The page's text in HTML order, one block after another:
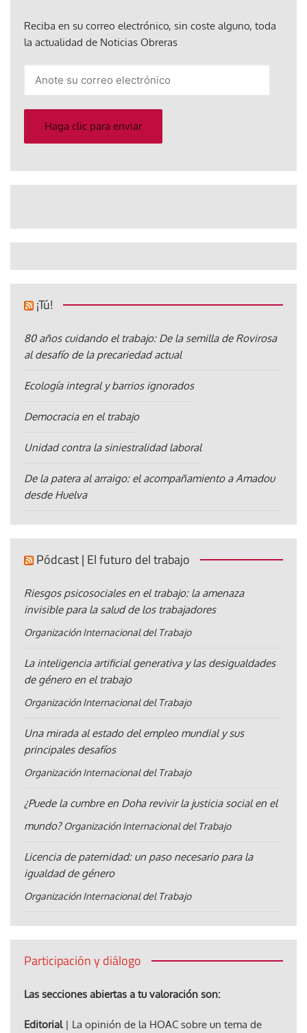
Reciba en su correo electrónico, sin coste alguno, toda
la actualidad de Noticias Obreras
electrónico
Haga clic para enviar
¡Tú!
80 años cuidando el trabajo: De la semilla de Rovirosa
al desafío de la precariedad actual
Ecología integral y barrios ignorados
Democracia en el trabajo
Unidad contra la siniestralidad laboral
De la patera al arraigo: el acompañamiento a Amadou
desde Huelva
Pódcast | El futuro del trabajo
Riesgos psicosociales en el trabajo: la amenaza
invisible para la salud de los trabajadores
Organización Internacional del Trabajo
La inteligencia artificial generativa y las desigualdades
de género en el trabajo
Organización Internacional del Trabajo
Una mirada al estado del empleo mundial y sus
principales desafíos
Organización Internacional del Trabajo
¿Puede la cumbre en Doha revivir la justicia social en el
mundo? Organización Internacional del Trabajo
Licencia de paternidad: un paso necesario para la
igualdad de género
Organización Internacional del Trabajo
Participación y diálogo
Las secciones abiertas a tu valoración son:
Editorial| La opinión de la HOAC sobre un tema de